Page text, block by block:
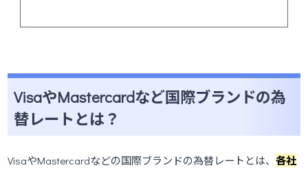
VisaやMastercardなど国際ブランドの為
替レートとは？
VisaやMastercardなどの国際ブランドの為替レートとは、各社